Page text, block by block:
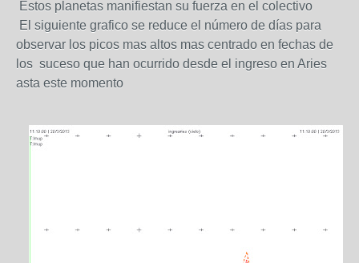
Estos planetas manifiestan su fuerza en el colectivo
El siguiente grafico se reduce el número de días para
observar los picos mas altos mas centrado en fechas de
los suceso que han ocurrido desde el ingreso en Aries
asta este momento